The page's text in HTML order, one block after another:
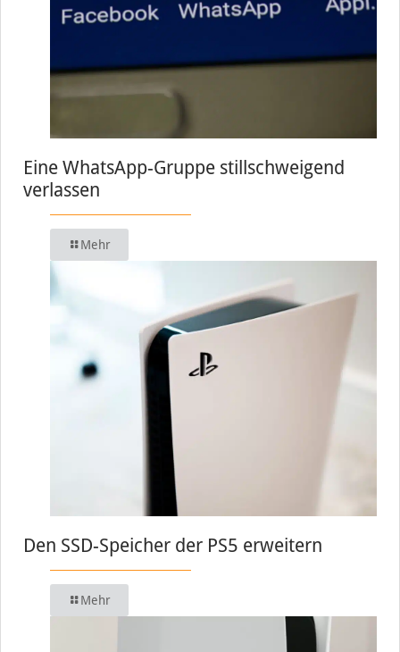
Eine WhatsApp-Gruppe stillschweigend
verlassen
Mehr
Den SSD-Speicher der PS5 erweitern
Mehr